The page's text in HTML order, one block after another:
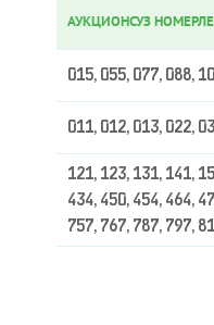
АУКЦИОНСУЗ
015, 055, 077, 088,
011, 012, 013, 022,
121, 123, 131, 141,
434, 450, 454, 464,
757, 767, 787, 797,